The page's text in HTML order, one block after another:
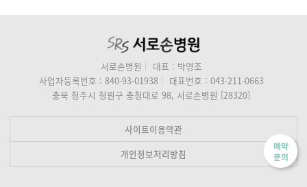
예약
문의
서로손병원
대표 : 박영조
사업자등록번호 : 840-93-01938
대표번호 : 043-211-0663
충북 청주시 청원구 충청대로 98, 서로손병원 [28320]
사이트이용약관
개인정보처리방침